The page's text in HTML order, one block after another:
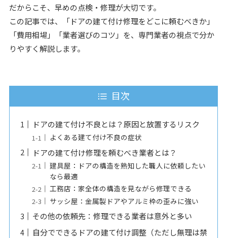
だからこそ、早めの点検・修理が大切です。
この記事では、「ドアの建て付け修理をどこに頼むべきか」
「費用相場」「業者選びのコツ」を、専門業者の視点で分か
りやすく解説します。
目次
ドアの建て付け不良とは？原因と放置するリスク
よくある建て付け不良の症状
ドアの建て付け修理を頼むべき業者とは？
建具屋：ドアの構造を熟知した職人に依頼したい
なら最適
工務店：家全体の構造を見ながら修理できる
サッシ屋：金属製ドアやアルミ枠の歪みに強い
その他の依頼先：修理できる業者は意外と多い
自分でできるドアの建て付け調整（ただし無理は禁